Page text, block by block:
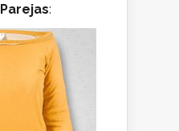
Parejas: